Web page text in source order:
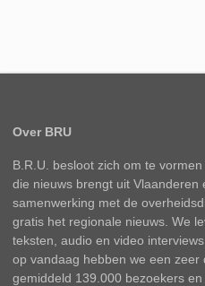
Over BRU
B.R.U. besloot zich om te
die nieuws brengt uit Vlaanderen
samenwerking met de
gratis het regionale nieuws. We
teksten, audio en video
op vandaag hebben we een
gemiddeld 139.000 bezoekers